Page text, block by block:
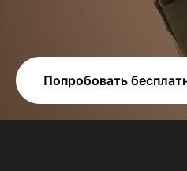
Попробовать